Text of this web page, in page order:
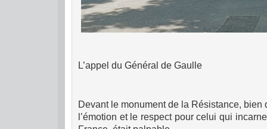
L’appel du Général de Gaulle
Devant le monument de la Résistance, bien
l’émotion et le respect pour celui qui